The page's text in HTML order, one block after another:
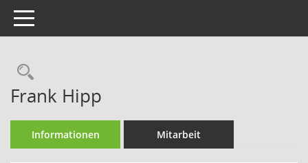
Toggle navigation
Rechercheauswahl
Frank Hipp
Informationen Mitarbeit